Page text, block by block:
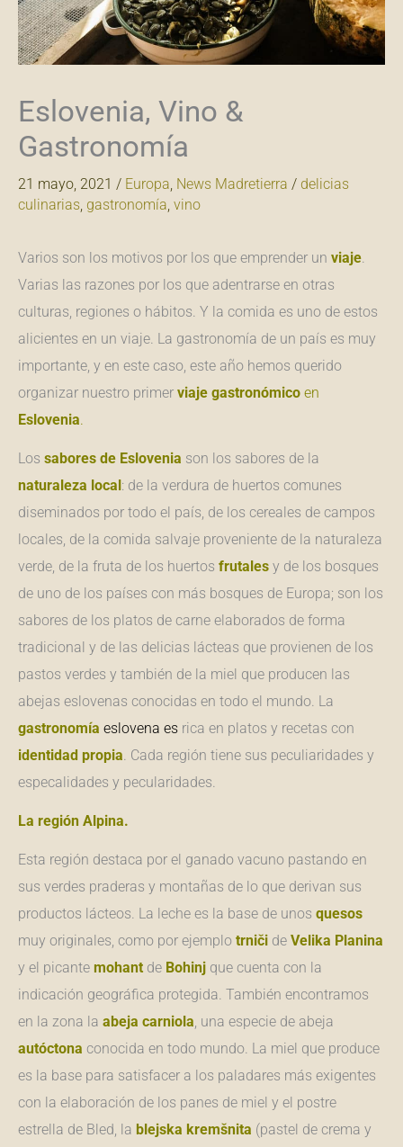
Eslovenia, Vino &
Gastronomía
21 mayo, 2021 / Europa, News Madretierra / delicias
culinarias, gastronomía, vino
Varios son los motivos por los que emprender un viaje.
Varias las razones por los que adentrarse en otras
culturas, regiones o hábitos. Y la comida es uno de estos
alicientes en un viaje. La gastronomía de un país es muy
importante, y en este caso, este año hemos querido
organizar nuestro primer viaje gastronómico en
Eslovenia.
Los sabores de Eslovenia son los sabores de la
naturaleza local: de la verdura de huertos comunes
diseminados por todo el país, de los cereales de campos
locales, de la comida salvaje proveniente de la naturaleza
verde, de la fruta de los huertos frutales y de los bosques
de uno de los países con más bosques de Europa; son los
sabores de los platos de carne elaborados de forma
tradicional y de las delicias lácteas que provienen de los
pastos verdes y también de la miel que producen las
abejas eslovenas conocidas en todo el mundo. La
gastronomía eslovena es rica en platos y recetas con
identidad propia. Cada región tiene sus peculiaridades y
especalidades y pecularidades.
La región Alpina.
Esta región destaca por el ganado vacuno pastando en
sus verdes praderas y montañas de lo que derivan sus
productos lácteos. La leche es la base de unos quesos
muy originales, como por ejemplo trniči de Velika Planina
y el picante mohant de Bohinj que cuenta con la
indicación geográfica protegida. También encontramos
en la zona la abeja carniola, una especie de abeja
autóctona conocida en todo mundo. La miel que produce
es la base para satisfacer a los paladares más exigentes
con la elaboración de los panes de miel y el postre
estrella de Bled, la blejska kremšnita (pastel de crema y